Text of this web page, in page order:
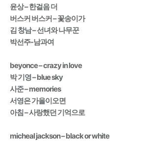
윤상 – 한걸음 더
버스커 버스커 – 꽃송이가
김 창남 – 선녀와 나무꾼
박선주-남과여
beyonce – crazy in love
박 기영 – blue sky
사준 – memories
서영은 가을이오면
아침 – 사랑했던 기억으로
micheal jackson – black or white